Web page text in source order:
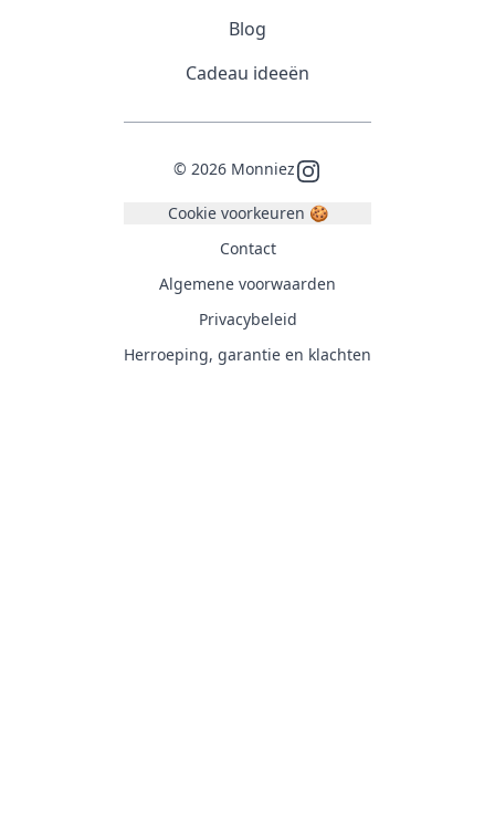
Blog
Cadeau ideeën
© 2026 MonniezInstagram
Cookie voorkeuren 🍪
Contact
Algemene voorwaarden
Privacybeleid
Herroeping, garantie en klachten